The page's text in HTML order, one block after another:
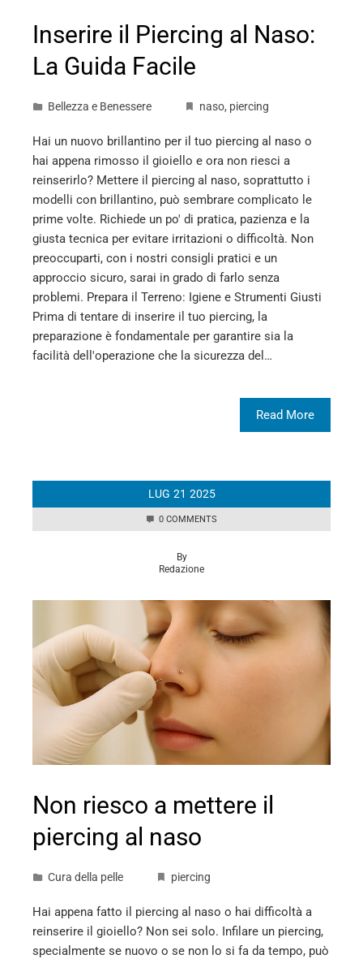
Inserire il Piercing al Naso:
La Guida Facile
Bellezza e Benessere naso, piercing
Hai un nuovo brillantino per il tuo piercing al naso o
hai appena rimosso il gioiello e ora non riesci a
reinserirlo? Mettere il piercing al naso, soprattutto i
modelli con brillantino, può sembrare complicato le
prime volte. Richiede un po' di pratica, pazienza e la
giusta tecnica per evitare irritazioni o difficoltà. Non
preoccuparti, con i nostri consigli pratici e un
approccio sicuro, sarai in grado di farlo senza
problemi. Prepara il Terreno: Igiene e Strumenti Giusti
Prima di tentare di inserire il tuo piercing, la
preparazione è fondamentale per garantire sia la
facilità dell'operazione che la sicurezza del…
Read More
LUG 21 2025
0 COMMENTS
By
Redazione
Non riesco a mettere il
piercing al naso
Cura della pelle piercing
Hai appena fatto il piercing al naso o hai difficoltà a
reinserire il gioiello? Non sei solo. Infilare un piercing,
specialmente se nuovo o se non lo si fa da tempo, può